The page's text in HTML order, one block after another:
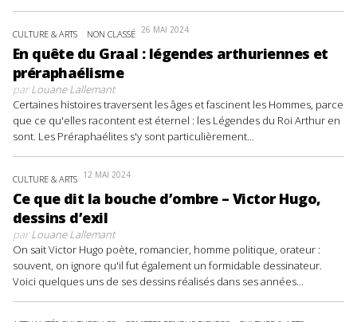
CULTURE & ARTS NON CLASSÉ 26 MAI 2024
En quête du Graal : légendes arthuriennes et
préraphaélisme
parLouane Lallemant
Certaines histoires traversent les âges et fascinent les Hommes, parce
que ce qu'elles racontent est éternel : les Légendes du Roi Arthur en
sont. Les Préraphaélites s'y sont particulièrement...
CULTURE & ARTS 12 MAI 2024
Ce que dit la bouche d’ombre – Victor Hugo,
dessins d’exil
parLouane Lallemant
On sait Victor Hugo poète, romancier, homme politique, orateur :
souvent, on ignore qu'il fut également un formidable dessinateur.
Voici quelques uns de ses dessins réalisés dans ses années...